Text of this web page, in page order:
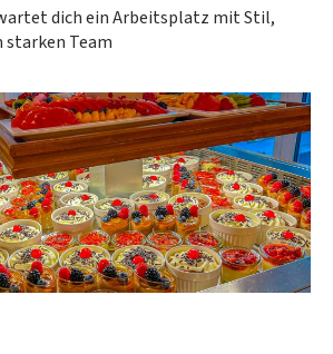
dich ein Arbeitsplatz mit Stil,
Team